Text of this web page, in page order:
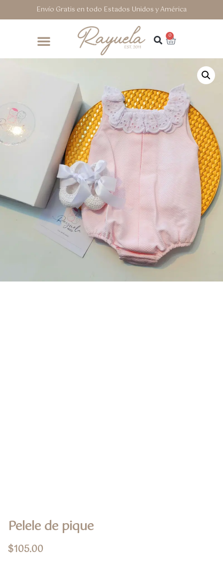
Envío Gratis en todo Estados Unidos y América
0
Pelele de pique
$105.00